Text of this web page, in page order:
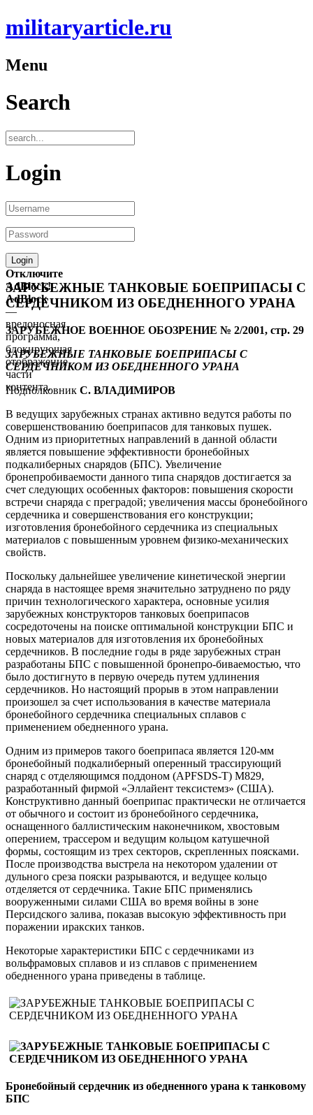
militaryarticle.ru
Menu
Search
Login
Отключите
AdBlock!
AdBlock
—
вредоносная
программа,
блокирующая
отображение
части
контента.
ЗАРУБЕЖНЫЕ ТАНКОВЫЕ БОЕПРИПАСЫ С
СЕРДЕЧНИКОМ ИЗ ОБЕДНЕННОГО УРАНА
ЗАРУБЕЖНОЕ ВОЕННОЕ ОБОЗРЕНИЕ № 2/2001, стр. 29
ЗАРУБЕЖНЫЕ ТАНКОВЫЕ БОЕПРИПАСЫ С
СЕРДЕЧНИКОМ ИЗ ОБЕДНЕННОГО УРАНА
Подполковник С. ВЛАДИМИРОВ
В ведущих зарубежных странах активно ведутся работы по
совершенствованию боеприпасов для танковых пушек.
Одним из приоритетных направлений в данной области
является повышение эффективности бронебойных
подкалиберных снарядов (БПС). Увеличение
бронепробиваемости данного типа снарядов достигается за
счет следующих особенных факторов: повышения скорости
встречи снаряда с преградой; увеличения массы бронебойного
сердечника и совершенствования его конструкции;
изготовления бронебойного сердечника из специальных
материалов с повышенным уровнем физико-механических
свойств.
Поскольку дальнейшее увеличение кинетической энергии
снаряда в настоящее время значительно затруднено по ряду
причин технологического характера, основные усилия
зарубежных конструкторов танковых боеприпасов
сосредоточены на поиске оптимальной конструкции БПС и
новых материалов для изготовления их бронебойных
сердечников. В последние годы в ряде зарубежных стран
разработаны БПС с повышенной бронепро-биваемостью, что
было достигнуто в первую очередь путем удлинения
сердечников. Но настоящий прорыв в этом направлении
произошел за счет использования в качестве материала
бронебойного сердечника специальных сплавов с
применением обедненного урана.
Одним из примеров такого боеприпаса является 120-мм
бронебойный подкалиберный оперенный трассирующий
снаряд с отделяющимся поддоном (APFSDS-T) M829,
разработанный фирмой «Эллайент тексистемз» (США).
Конструктивно данный боеприпас практически не отличается
от обычного и состоит из бронебойного сердечника,
оснащенного баллистическим наконечником, хвостовым
оперением, трассером и ведущим кольцом катушечной
формы, состоящим из трех секторов, скрепленных поясками.
После производства выстрела на некотором удалении от
дульного среза пояски разрываются, и ведущее кольцо
отделяется от сердечника. Такие БПС применялись
вооруженными силами США во время войны в зоне
Персидского залива, показав высокую эффективность при
поражении иракских танков.
Некоторые характеристики БПС с сердечниками из
вольфрамовых сплавов и из сплавов с применением
обедненного урана приведены в таблице.
Бронебойный сердечник из обедненного урана к танковому
БПС